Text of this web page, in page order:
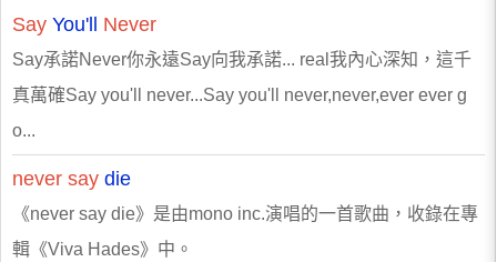
Say You'll Never
Say承諾Never你永遠Say向我承諾... real我內心深知，這千
真萬確Say you'll never...Say you'll never,never,ever ever g
o...
never say die
《never say die》是由mono inc.演唱的一首歌曲，收錄在專
輯《Viva Hades》中。